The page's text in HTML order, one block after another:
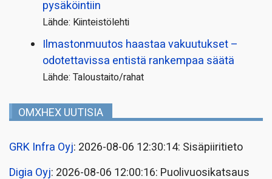
pysäköintiin
Lähde: Kiinteistölehti
Ilmastonmuutos haastaa vakuutukset –
odotettavissa entistä rankempaa säätä
Lähde: Taloustaito/rahat
OMXHEX UUTISIA
GRK Infra Oyj: 2026-08-06 12:30:14: Sisäpiiritieto
Digia Oyj: 2026-08-06 12:00:16: Puolivuosikatsaus